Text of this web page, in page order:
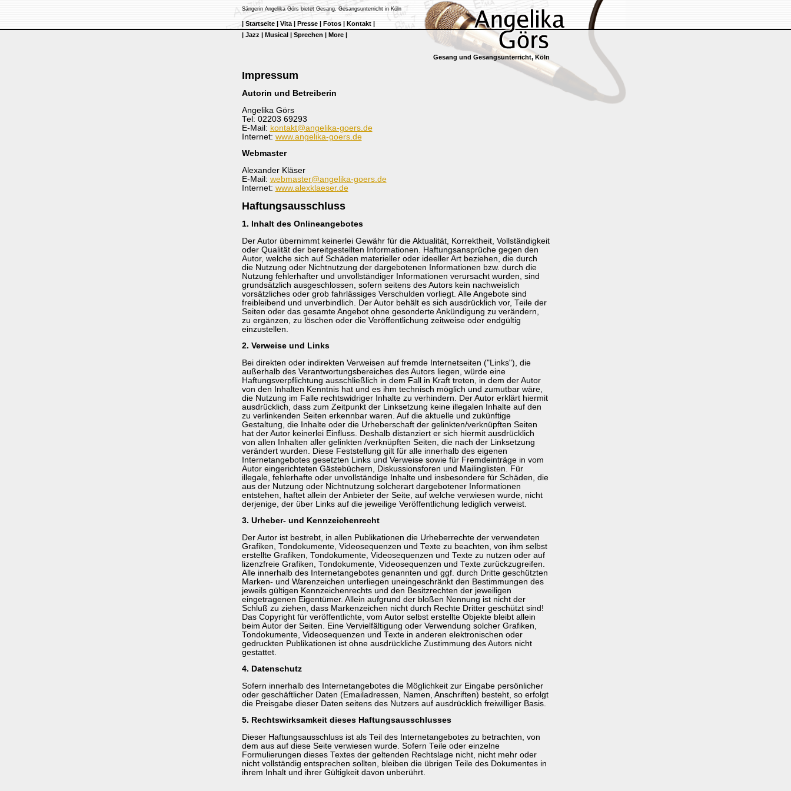
Sängerin Angelika Görs bietet Gesang, Gesangsunterricht in Köln
|Startseite|Vita| Presse| Fotos| Kontakt|
| Jazz | Musical| Sprechen | More|
Gesang und Gesangsunterricht, Köln
Impressum
Autorin und Betreiberin
Angelika Görs
Tel: 02203 69293
E-Mail: kontakt@angelika-goers.de
Internet: www.angelika-goers.de
Webmaster
Alexander Kläser
E-Mail: webmaster@angelika-goers.de
Internet: www.alexklaeser.de
Haftungsausschluss
1. Inhalt des Onlineangebotes
Der Autor übernimmt keinerlei Gewähr für die Aktualität, Korrektheit, Vollständigkeit
oder Qualität der bereitgestellten Informationen. Haftungsansprüche gegen den
Autor, welche sich auf Schäden materieller oder ideeller Art beziehen, die durch
die Nutzung oder Nichtnutzung der dargebotenen Informationen bzw. durch die
Nutzung fehlerhafter und unvollständiger Informationen verursacht wurden, sind
grundsätzlich ausgeschlossen, sofern seitens des Autors kein nachweislich
vorsätzliches oder grob fahrlässiges Verschulden vorliegt. Alle Angebote sind
freibleibend und unverbindlich. Der Autor behält es sich ausdrücklich vor, Teile der
Seiten oder das gesamte Angebot ohne gesonderte Ankündigung zu verändern,
zu ergänzen, zu löschen oder die Veröffentlichung zeitweise oder endgültig
einzustellen.
2. Verweise und Links
Bei direkten oder indirekten Verweisen auf fremde Internetseiten ("Links"), die
außerhalb des Verantwortungsbereiches des Autors liegen, würde eine
Haftungsverpflichtung ausschließlich in dem Fall in Kraft treten, in dem der Autor
von den Inhalten Kenntnis hat und es ihm technisch möglich und zumutbar wäre,
die Nutzung im Falle rechtswidriger Inhalte zu verhindern. Der Autor erklärt hiermit
ausdrücklich, dass zum Zeitpunkt der Linksetzung keine illegalen Inhalte auf den
zu verlinkenden Seiten erkennbar waren. Auf die aktuelle und zukünftige
Gestaltung, die Inhalte oder die Urheberschaft der gelinkten/verknüpften Seiten
hat der Autor keinerlei Einfluss. Deshalb distanziert er sich hiermit ausdrücklich
von allen Inhalten aller gelinkten /verknüpften Seiten, die nach der Linksetzung
verändert wurden. Diese Feststellung gilt für alle innerhalb des eigenen
Internetangebotes gesetzten Links und Verweise sowie für Fremdeinträge in vom
Autor eingerichteten Gästebüchern, Diskussionsforen und Mailinglisten. Für
illegale, fehlerhafte oder unvollständige Inhalte und insbesondere für Schäden, die
aus der Nutzung oder Nichtnutzung solcherart dargebotener Informationen
entstehen, haftet allein der Anbieter der Seite, auf welche verwiesen wurde, nicht
derjenige, der über Links auf die jeweilige Veröffentlichung lediglich verweist.
3. Urheber- und Kennzeichenrecht
Der Autor ist bestrebt, in allen Publikationen die Urheberrechte der verwendeten
Grafiken, Tondokumente, Videosequenzen und Texte zu beachten, von ihm selbst
erstellte Grafiken, Tondokumente, Videosequenzen und Texte zu nutzen oder auf
lizenzfreie Grafiken, Tondokumente, Videosequenzen und Texte zurückzugreifen.
Alle innerhalb des Internetangebotes genannten und ggf. durch Dritte geschützten
Marken- und Warenzeichen unterliegen uneingeschränkt den Bestimmungen des
jeweils gültigen Kennzeichenrechts und den Besitzrechten der jeweiligen
eingetragenen Eigentümer. Allein aufgrund der bloßen Nennung ist nicht der
Schluß zu ziehen, dass Markenzeichen nicht durch Rechte Dritter geschützt sind!
Das Copyright für veröffentlichte, vom Autor selbst erstellte Objekte bleibt allein
beim Autor der Seiten. Eine Vervielfältigung oder Verwendung solcher Grafiken,
Tondokumente, Videosequenzen und Texte in anderen elektronischen oder
gedruckten Publikationen ist ohne ausdrückliche Zustimmung des Autors nicht
gestattet.
4. Datenschutz
Sofern innerhalb des Internetangebotes die Möglichkeit zur Eingabe persönlicher
oder geschäftlicher Daten (Emailadressen, Namen, Anschriften) besteht, so erfolgt
die Preisgabe dieser Daten seitens des Nutzers auf ausdrücklich freiwilliger Basis.
5. Rechtswirksamkeit dieses Haftungsausschlusses
Dieser Haftungsausschluss ist als Teil des Internetangebotes zu betrachten, von
dem aus auf diese Seite verwiesen wurde. Sofern Teile oder einzelne
Formulierungen dieses Textes der geltenden Rechtslage nicht, nicht mehr oder
nicht vollständig entsprechen sollten, bleiben die übrigen Teile des Dokumentes in
ihrem Inhalt und ihrer Gültigkeit davon unberührt.